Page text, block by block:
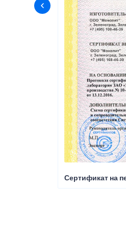
Сертификат на